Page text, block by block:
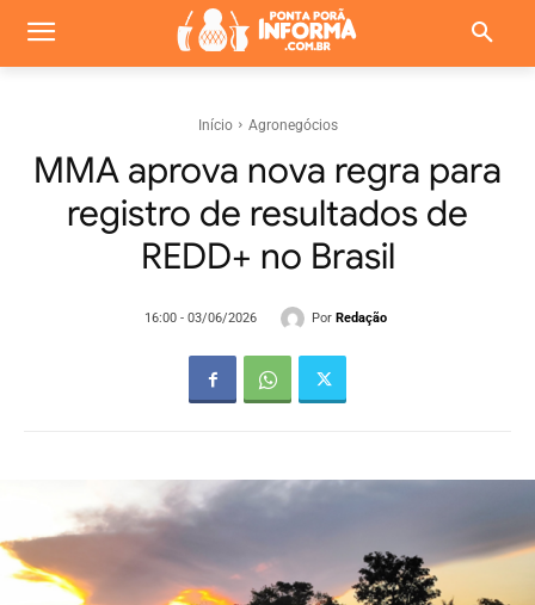
Início Agronegócios
MMA aprova nova regra para
registro de resultados de
REDD+ no Brasil
16:00 - 03/06/2026 Por Redação